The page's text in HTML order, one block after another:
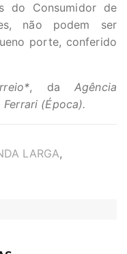
do Consumidor de
não podem ser
porte, conferido
, da Agência
Ferrari (Época).
LARGA,